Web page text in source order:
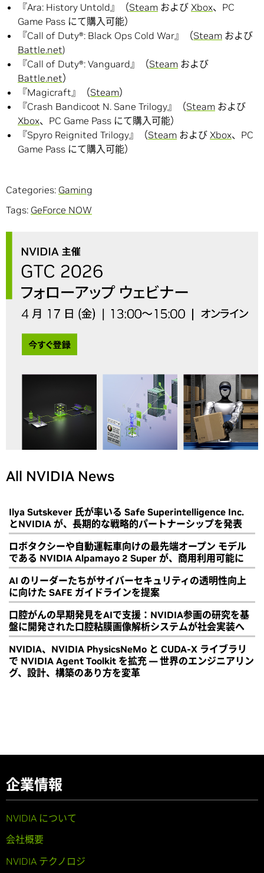
『Ara: History Untold』（Steam および Xbox、PC
Game Pass にて購入可能）
『Call of Duty®: Black Ops Cold War』（Steam および
Battle.net)
『Call of Duty®: Vanguard』（Steam および
Battle.net）
『Magicraft』（Steam）
『Crash Bandicoot N. Sane Trilogy』（Steam および
Xbox、PC Game Pass にて購入可能）
『Spyro Reignited Trilogy』（Steam および Xbox、PC
Game Pass にて購入可能）
Categories: Gaming
Tags: GeForce NOW
All NVIDIA News
Ilya Sutskever 氏が率いる Safe Superintelligence Inc.
とNVIDIA が、長期的な戦略的パートナーシップを発表
ロボタクシーや自動運転車向けの最先端オープン モデル
である NVIDIA Alpamayo 2 Super が、商用利用可能に
AI のリーダーたちがサイバーセキュリティの透明性向上
に向けた SAFE ガイドラインを提案
口腔がんの早期発見をAIで支援：NVIDIA参画の研究を基
盤に開発された口腔粘膜画像解析システムが社会実装へ
NVIDIA、NVIDIA PhysicsNeMo と CUDA-X ライブラリ
で NVIDIA Agent Toolkit を拡充 ― 世界のエンジニアリン
グ、設計、構築のあり方を変革
企業情報
NVIDIA について
会社概要
NVIDIA テクノロジ